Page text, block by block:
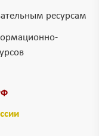
ресурсам